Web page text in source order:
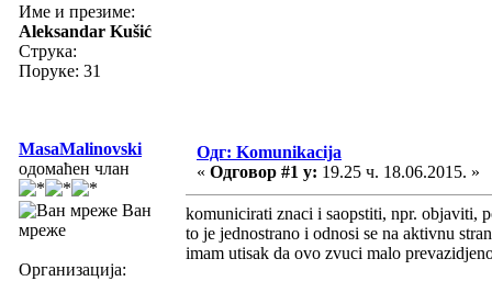
Име и презиме:
Aleksandar Kušić
Струка:
Поруке: 31
MasaMalinovski
одомаћен члан
Ван
мреже
Организација:
Одг: Komunikacija
« Одговор #1 у: 19.25 ч. 18.06.2015. »
komunicirati znaci i saopstiti, npr. objaviti,
to je jednostrano i odnosi se na aktivnu
imam utisak da ovo zvuci malo